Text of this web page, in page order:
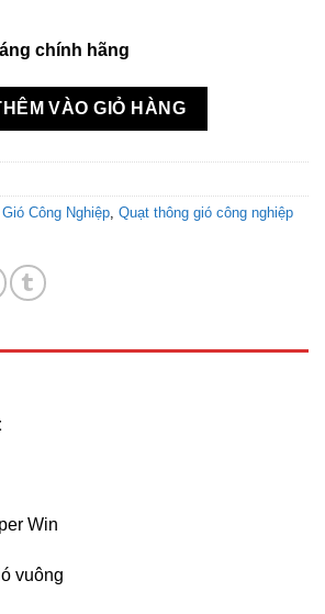
chính hãng
VUÔNG SUPER WIN FD 35-4 số lượng
VÀO GIỎ HÀNG
Công Nghiệp Quạt thông gió công nghiệp
Win
vuông